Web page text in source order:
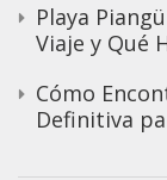
Playa
Viaje y Qué
Cómo
Definitiva